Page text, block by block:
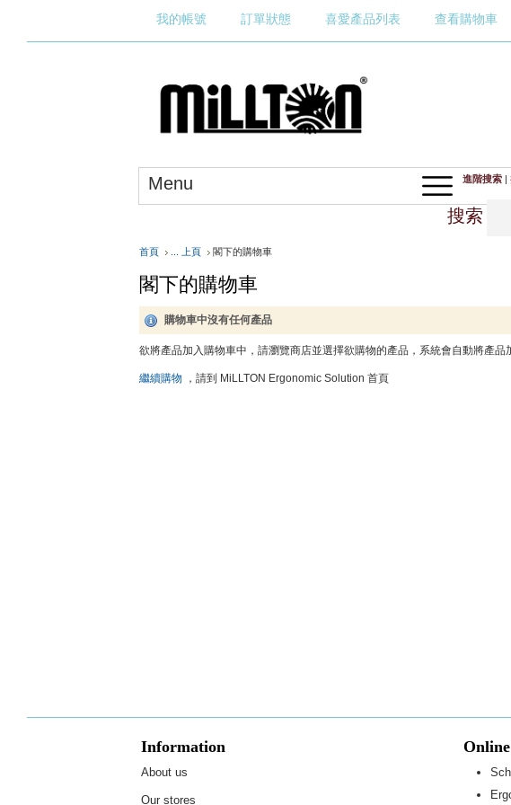
我的帳號 訂單狀態 喜愛產品列表 查看購物車
Menu
搜索
進階搜索 |
首頁 ... 上頁 閣下的購物車
閣下的購物車
購物車中沒有任何產品
欲將產品加入購物車中，請瀏覽商店並選擇欲購物的產品，系統會自動將產品
繼續購物 ，請到 MiLLTON Ergonomic Solution 首頁